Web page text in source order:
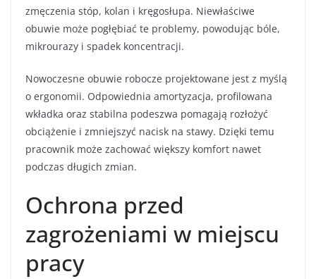
zmęczenia stóp, kolan i kręgosłupa. Niewłaściwe
obuwie może pogłębiać te problemy, powodując bóle,
mikrourazy i spadek koncentracji.
Nowoczesne obuwie robocze projektowane jest z myślą
o ergonomii. Odpowiednia amortyzacja, profilowana
wkładka oraz stabilna podeszwa pomagają rozłożyć
obciążenie i zmniejszyć nacisk na stawy. Dzięki temu
pracownik może zachować większy komfort nawet
podczas długich zmian.
Ochrona przed
zagrożeniami w miejscu
pracy